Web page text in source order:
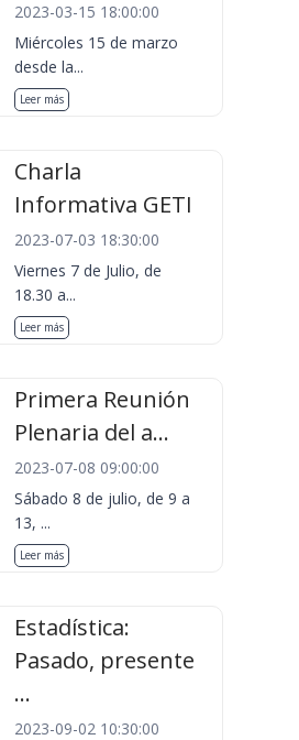
2023-03-15 18:00:00
Miércoles 15 de marzo
desde la...
Leer más
Charla
Informativa GETI
2023-07-03 18:30:00
Viernes 7 de Julio, de
18.30 a...
Leer más
Primera Reunión
Plenaria del a...
2023-07-08 09:00:00
Sábado 8 de julio, de 9 a
13, ...
Leer más
Estadística:
Pasado, presente
...
2023-09-02 10:30:00